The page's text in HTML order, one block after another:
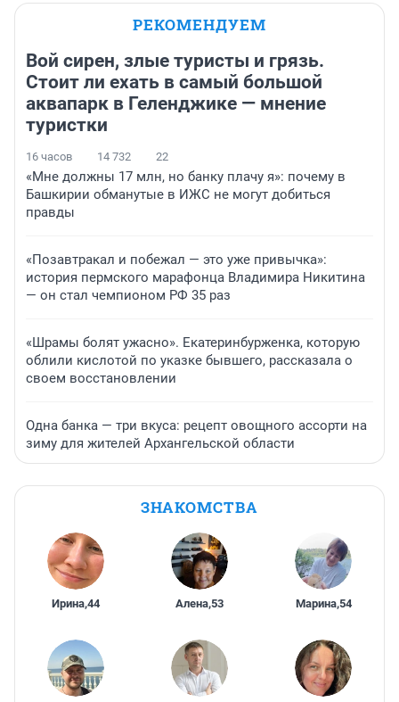
РЕКОМЕНДУЕМ
Вой сирен, злые туристы и грязь.
Стоит ли ехать в самый большой
аквапарк в Геленджике — мнение
туристки
16 часов 14 732 22
«Мне должны 17 млн, но банку плачу я»: почему в
Башкирии обманутые в ИЖС не могут добиться
правды
«Позавтракал и побежал — это уже привычка»:
история пермского марафонца Владимира Никитина
— он стал чемпионом РФ 35 раз
«Шрамы болят ужасно». Екатеринбурженка, которую
облили кислотой по указке бывшего, рассказала о
своем восстановлении
Одна банка — три вкуса: рецепт овощного ассорти на
зиму для жителей Архангельской области
ЗНАКОМСТВА
Ирина,44 Алена,53 Марина,54